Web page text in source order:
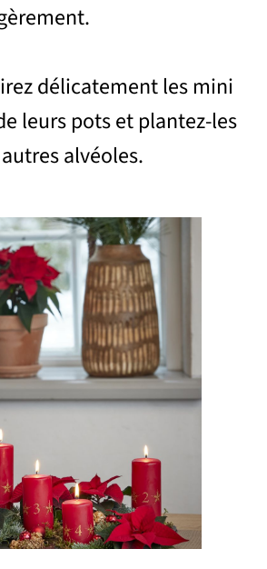
délicatement les mini
leurs pots et plantez-les
alvéoles.